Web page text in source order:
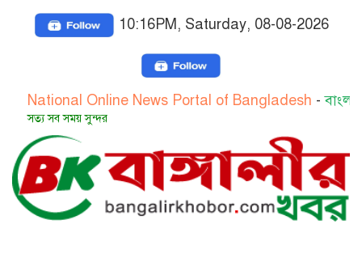
10:16PM, Saturday, 08-08-2026
Online News Portal of Bangladesh-বাংলাদেশের
সময় সুন্দর